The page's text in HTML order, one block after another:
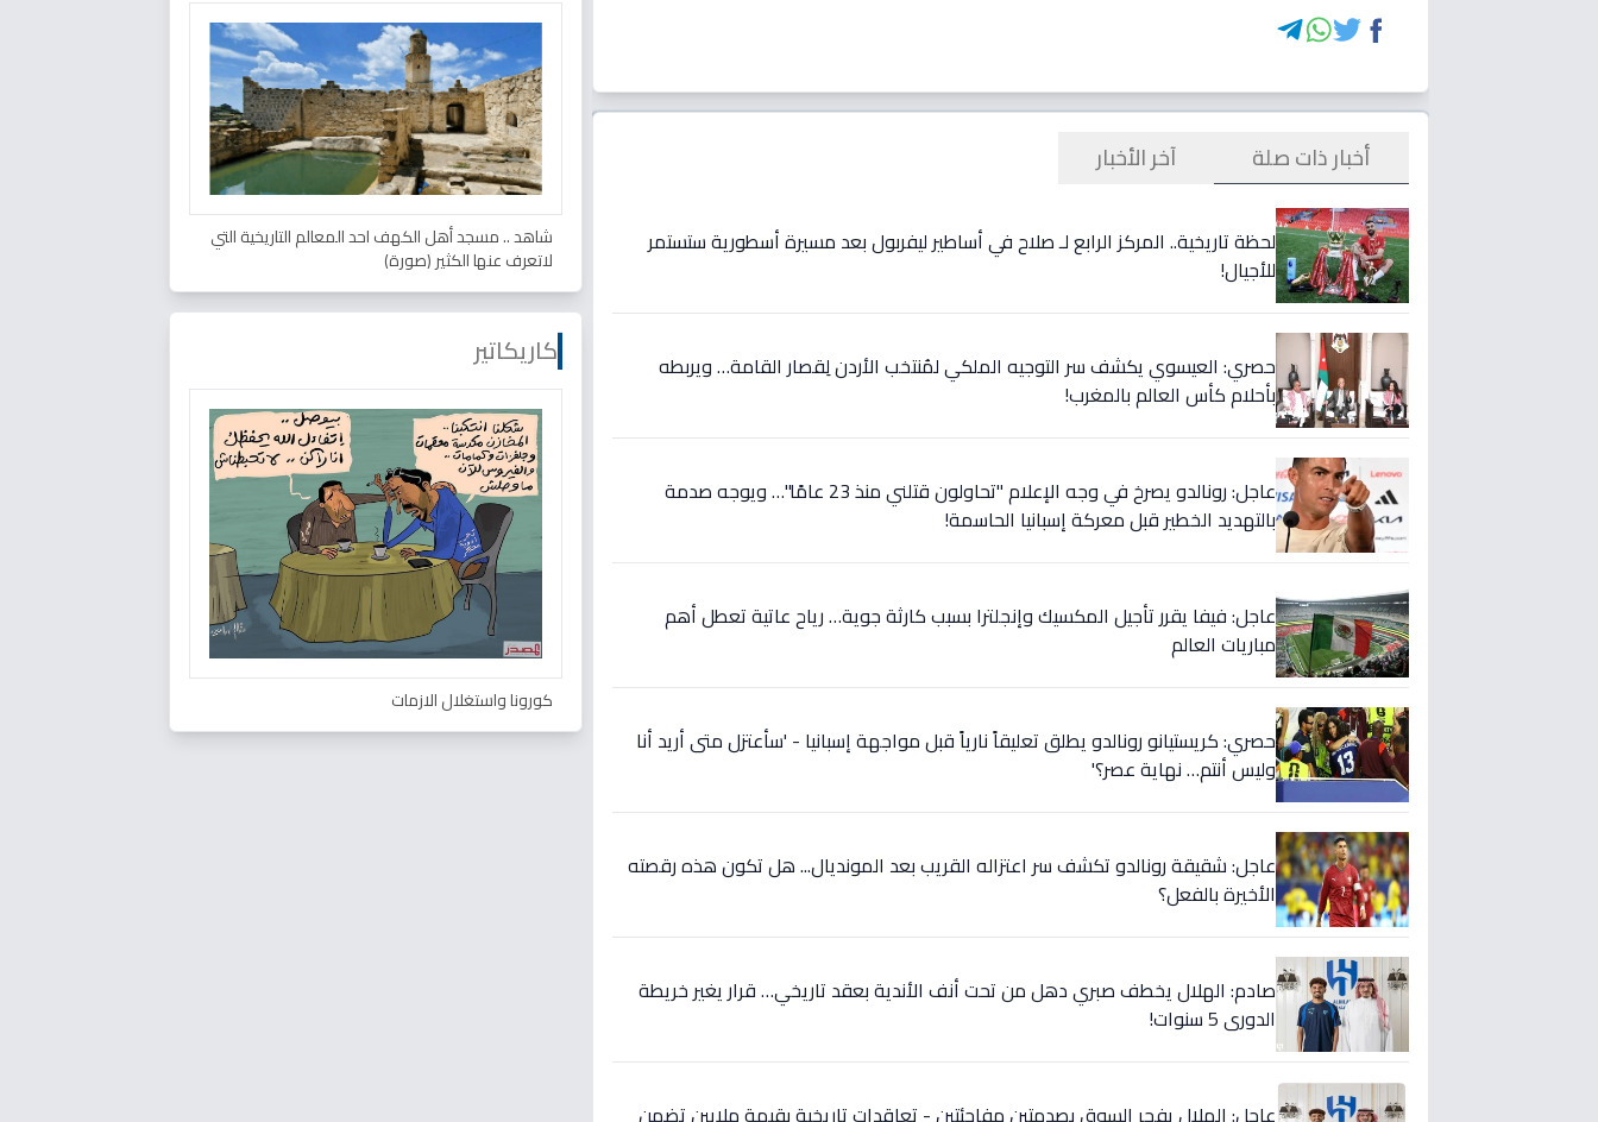
أخبار ذات صلة آخر الأخبار
لحظة تاريخية.. المركز الرابع لـ صلاح في أساطير ليفربول بعد مسيرة أسطورية ستستمر
للأجيال!
حصري: العيسوي يكشف سر التوجيه الملكي لمُنتخب الأردن لِقصار القامة… ويربطه
بأحلام كأس العالم بالمغرب!
عاجل: رونالدو يصرخ في وجه الإعلام "تحاولون قتلني منذ 23 عامًا"… ويوجه صدمة
بالتهديد الخطير قبل معركة إسبانيا الحاسمة!
عاجل: فيفا يقرر تأجيل المكسيك وإنجلترا بسبب كارثة جوية… رياح عاتية تعطل أهم
مباريات العالم
حصري: كريستيانو رونالدو يطلق تعليقاً نارياً قبل مواجهة إسبانيا - 'سأعتزل متى أريد أنا
وليس أنتم… نهاية عصر؟'
عاجل: شقيقة رونالدو تكشف سر اعتزاله القريب بعد المونديال... هل تكون هذه رقصته
الأخيرة بالفعل؟
صادم: الهلال يخطف صبري دهل من تحت أنف الأندية بعقد تاريخي… قرار يغير خريطة
الدوري 5 سنوات!
عاجل: الهلال يفجر السوق بصدمتين مفاجئتين - تعاقدات تاريخية بقيمة ملايين تضمن
شاهد .. مسجد أهل الكهف احد المعالم التاريخية التي
لاتعرف عنها الكثير (صورة)
كاريكاتير
كورونا واستغلال الازمات